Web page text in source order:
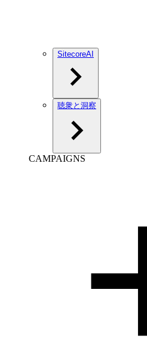
SitecoreAI
聴衆と洞察
CAMPAIGNS